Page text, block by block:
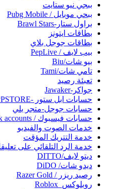
ببجي نيو ستايت
ببحي موبايل / Pubg Mobile
براول ستار-Brawl Stars
بطاقات ايتونز
بطاقات جوجل بلاي
بيب لايف / PepLive
بيو شات/Biu
تامي شات/Tami
تعبئة رصيد
جواكر-Jawaker
حسابات ابل ستور -APPSTORE
حسابات جوجل-متجر بلي
حسابات فيسبوك / Facebook accounts
خدمات الصوت والفيديو
خدمة التتريك المؤقت
خدمة الرد التلقائي على
ديتو لايف/DITTO
ديدو شات/ DiDO
رصيد ريزر / Razer Gold
روبلوكس_Roblox